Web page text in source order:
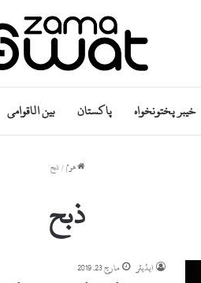
خیبر پختونخواہ پاکستان بین الاقوامی
ھوم / ذبح
ذبح
ایڈیٹر مارچ 23, 2019